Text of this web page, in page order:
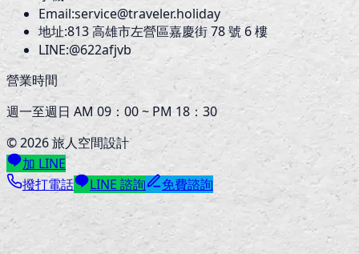
Email:service@traveler.holiday
地址:813高雄市左營區嘉慶街 78 號 6 樓
LINE:@622afjvb
營業時間
週一至週日 AM 09：00 ~ PM 18：30
©2026旅人空間設計
加 LINE
撥打電話
LINE 諮詢 免費諮詢